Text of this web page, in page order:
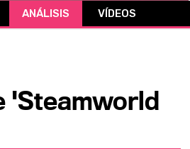
CÓMICS
ANÁLISIS VÍDEOS
'Steamworld